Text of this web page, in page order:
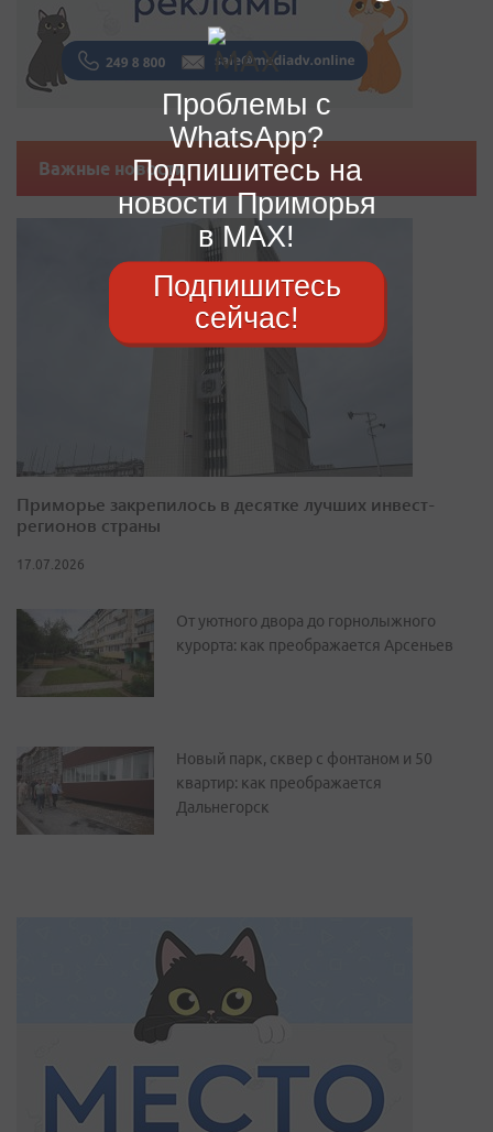
Важные новости
Приморье закрепилось в десятке лучших инвест-
регионов страны
17.07.2026
От уютного двора до горнолыжного
курорта: как преображается Арсеньев
Новый парк, сквер с фонтаном и 50
квартир: как преображается
Дальнегорск
Проблемы с
WhatsApp?
Подпишитесь на
новости Приморья
в MAX!
Подпишитесь
сейчас!